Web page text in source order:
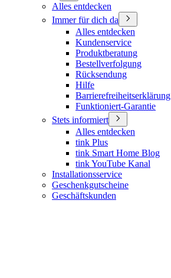
Alles entdecken
Immer für dich da
Alles entdecken
Kundenservice
Produktberatung
Bestellverfolgung
Rücksendung
Hilfe
Barrierefreiheitserklärung
Funktioniert-Garantie
Stets informiert
Alles entdecken
tink Plus
tink Smart Home Blog
tink YouTube Kanal
Installationsservice
Geschenkgutscheine
Geschäftskunden